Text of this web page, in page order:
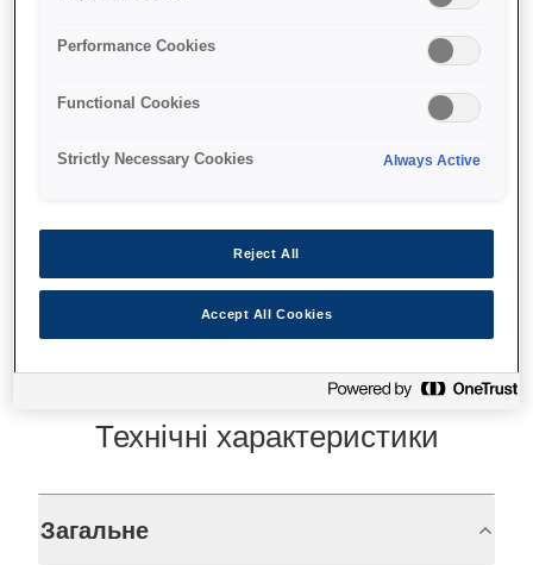
UltraChrome HDR 350
ml
Де купити
Технічні характеристики
Загальне
Performance Cookies
Functional Cookies
Strictly Necessary Cookies Always Active
Reject All
Accept All Cookies